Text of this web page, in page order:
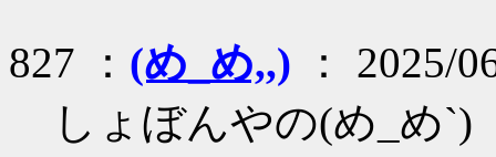
827 ： (め_め,,) ： 2025/
しょぼんやの(め_め`)